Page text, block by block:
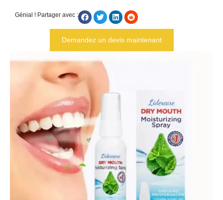
Génial ! Partager avec :
Demandez un devis maintenant